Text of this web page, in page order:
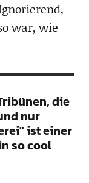
war, wie
die
nur
ist einer
so cool